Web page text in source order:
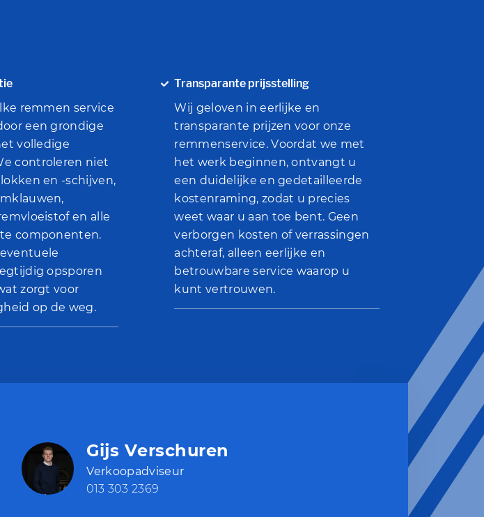
remmen service
een grondige
volledige
controleren niet
en -schijven,
en alle
componenten.
opsporen
zorgt voor
op de weg.
Transparante prijsstelling
Wij geloven in eerlijke en
transparante prijzen voor onze
remmenservice. Voordat we met
het werk beginnen, ontvangt u
een duidelijke en gedetailleerde
kostenraming, zodat u precies
weet waar u aan toe bent. Geen
verborgen kosten of verrassingen
achteraf, alleen eerlijke en
betrouwbare service waarop u
kunt vertrouwen.
Gijs Verschuren
Verkoopadviseur
013 303 2369